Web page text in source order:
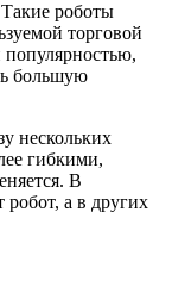
Такие роботы
торговой
большую
нескольких
гибкими,
В
робот, а в других